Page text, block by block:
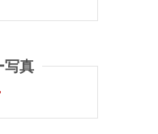
写真